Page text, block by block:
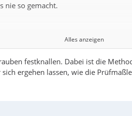
nie so gemacht.
Alles anzeigen
festknallen. Dabei ist die
ergehen lassen, wie die